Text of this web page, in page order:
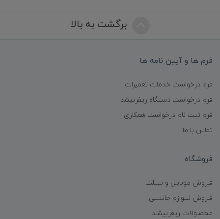
برگشت به بالا
فرم ها و آیین نامه ها
فرم درخواست خدمات تعمیرات
فرم درخواست دستگاه ریفربیشد
فرم ثبت نام درخواست همکاری
تماس با ما
فروشگاه
فـروش موبایـل و تبــلت
فـروش لـــوازم جانبـــی
محصـولات ریفربیشـد